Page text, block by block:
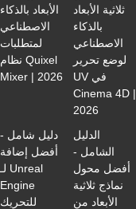
الأبعاد بالذكاء
الاصطناعي
لمتطلبات
نظام Quixel
Mixer | 2026
ثلاثية الأبعاد
بالذكاء
الاصطناعي
لوضع تحرير
UV في
Cinema 4D |
2026
دليل شامل -
أفضل إضافة
لـ Unreal
Engine
للتحريك
الدليل
الشامل -
أفضل محول
نماذج ثلاثية
الأبعاد من